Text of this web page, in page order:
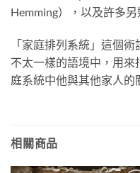
Hemming），以及許多
「家庭排列系統」這個
不太一樣的語境中，用
庭系統中他與其他家人的
相關商品